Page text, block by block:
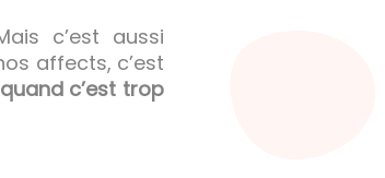
c’est aussi
affects, c’est
c’est trop